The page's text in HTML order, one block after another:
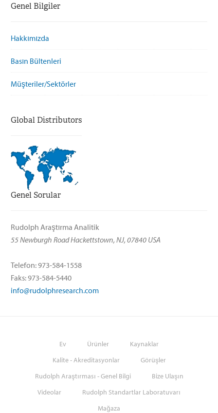
Genel Bilgiler
Hakkımızda
Basın Bültenleri
Müşteriler/Sektörler
Global Distributors
Genel Sorular
Rudolph Araştırma Analitik
55 Newburgh Road Hackettstown, NJ, 07840 USA
Telefon: 973-584-1558
Faks: 973-584-5440
info@rudolphresearch.com
Ev Ürünler
Kaynaklar
Kalite - Akreditasyonlar
Görüşler
Rudolph Araştırması - Genel Bilgi
Bize Ulaşın
Videolar
Rudolph Standartlar Laboratuvarı
Mağaza